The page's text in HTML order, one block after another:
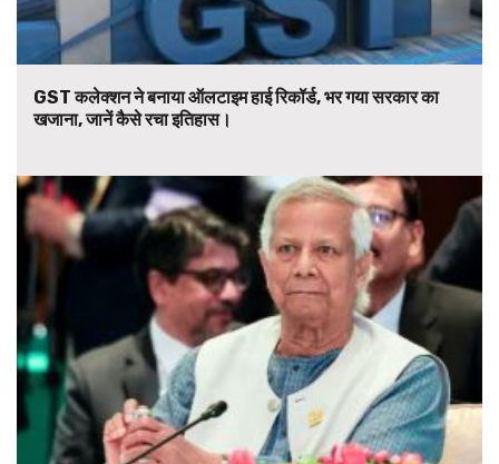
GST कलेक्शन ने बनाया ऑलटाइम हाई रिकॉर्ड, भर गया सरकार का
खजाना, जानें कैसे रचा इतिहास।